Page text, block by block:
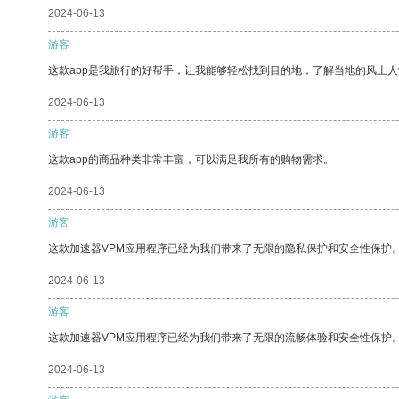
2024-06-13
游客
这款app是我旅行的好帮手，让我能够轻松找到目的地，了解当地的风土人
2024-06-13
游客
这款app的商品种类非常丰富，可以满足我所有的购物需求。
2024-06-13
游客
这款加速器VPM应用程序已经为我们带来了无限的隐私保护和安全性保护。
2024-06-13
游客
这款加速器VPM应用程序已经为我们带来了无限的流畅体验和安全性保护。
2024-06-13